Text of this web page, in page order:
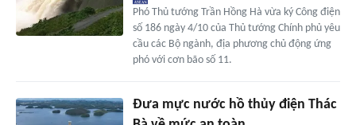
Phó Thủ tướng Trần Hồng Hà vừa ký Công điện
số 186 ngày 4/10 của Thủ tướng Chính phủ yêu
cầu các Bộ ngành, địa phương chủ động ứng
phó với cơn bão số 11.
Đưa mực nước hồ thủy điện Thác